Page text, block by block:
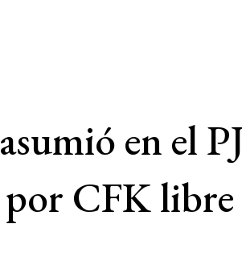
en el
CFK libre